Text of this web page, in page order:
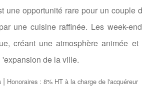
une opportunité rare pour un couple
une cuisine raffinée. Les week-
créant une atmosphère animée
de la ville.
| Honoraires : 8% HT à la charge de l'acquéreur